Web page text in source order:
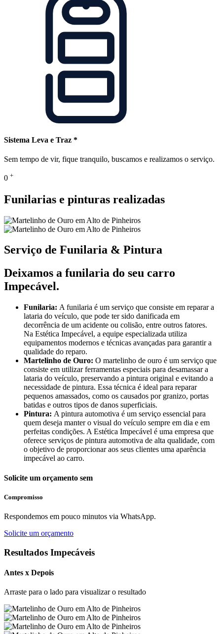
Sistema Leva e Traz *
Sem tempo de vir, fique tranquilo, buscamos e realizamos o serviço.
0 +
Funilarias e pinturas realizadas
Serviço de Funilaria & Pintura
Deixamos a funilaria do seu carro
Impecável.
Funilaria: A funilaria é um serviço que consiste em reparar a
lataria do veículo, que pode ter sido danificada em
decorrência de um acidente ou colisão, entre outros fatores.
Na Estética Impecável, a equipe especializada utiliza
equipamentos modernos e técnicas avançadas para garantir a
qualidade do reparo.
Martelinho de Ouro: O martelinho de ouro é um serviço que
consiste em utilizar ferramentas especiais para desamassar a
lataria do veículo, preservando a pintura original e evitando a
necessidade de pintura. Essa técnica é ideal para reparar
pequenos amassados, como os causados por granizo, portas
batidas e outros tipos de danos superficiais.
Pintura: A pintura automotiva é um serviço essencial para
quem deseja manter o visual do veículo sempre em dia e em
perfeitas condições. A Estética Impecável é uma empresa que
oferece serviços de pintura automotiva de alta qualidade, com
o objetivo de proporcionar aos seus clientes uma aparência
impecável ao carro.
Solicite um orçamento sem
Compromisso
Respondemos em pouco minutos via WhatsApp.
Solicite um orçamento
Resultados Impecáveis
Antes x Depois
Arraste para o lado para visualizar o resultado